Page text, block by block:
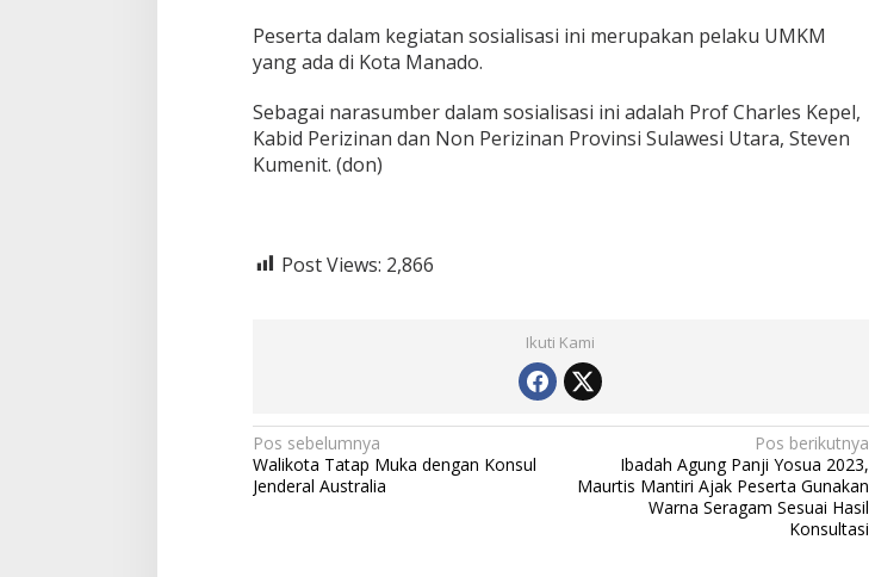
Peserta dalam kegiatan sosialisasi ini merupakan pelaku UMKM
yang ada di Kota Manado.
Sebagai narasumber dalam sosialisasi ini adalah Prof Charles Kepel,
Kabid Perizinan dan Non Perizinan Provinsi Sulawesi Utara, Steven
Kumenit. (don)
Post Views: 2,866
Ikuti Kami
N
a
Pos sebelumnya
Walikota Tatap Muka dengan Konsul
Jenderal Australia
Pos berikutnya
Ibadah Agung Panji Yosua 2023,
Maurtis Mantiri Ajak Peserta Gunakan
Warna Seragam Sesuai Hasil
Konsultasi